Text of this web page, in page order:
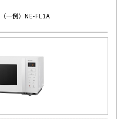
（一例）NE-FL1A